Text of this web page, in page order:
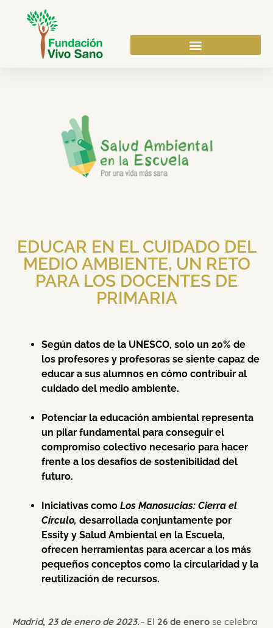
EDUCAR EN EL CUIDADO DEL
MEDIO AMBIENTE, UN RETO
PARA LOS DOCENTES DE
PRIMARIA
Según datos de la UNESCO, solo un 20% de
los profesores y profesoras se siente capaz de
educar a sus alumnos en cómo contribuir al
cuidado del medio ambiente.
Potenciar la educación ambiental representa
un pilar fundamental para conseguir el
compromiso colectivo necesario para hacer
frente a los desafíos de sostenibilidad del
futuro.
Iniciativas como Los Manosucias: Cierra el
Círculo, desarrollada conjuntamente por
Essity y Salud Ambiental en la Escuela,
ofrecen herramientas para acercar a los más
pequeños conceptos como la circularidad y la
reutilización de recursos.
Madrid, 23 de enero de 2023.– El 26 de enero se celebra